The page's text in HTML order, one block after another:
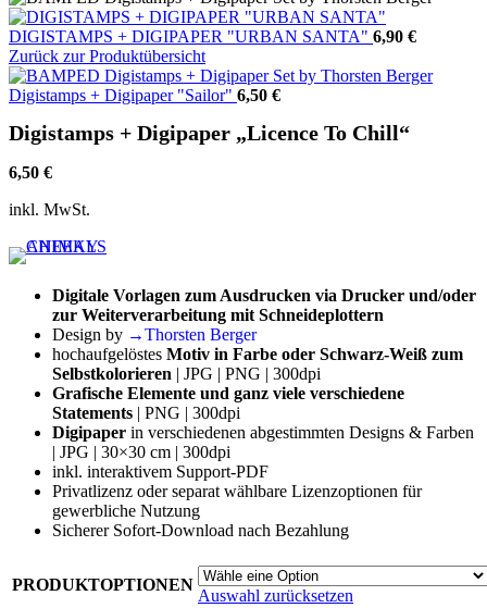
DIGISTAMPS + DIGIPAPER "URBAN SANTA" 6,90 €
Zurück zur Produktübersicht
Digistamps + Digipaper "Sailor" 6,50 €
Digistamps + Digipaper „Licence To Chill“
6,50 €
inkl. MwSt.
Digitale Vorlagen zum Ausdrucken via Drucker und/oder
zur Weiterverarbeitung mit Schneideplottern
Design by →Thorsten Berger
hochaufgelöstes Motiv in Farbe oder Schwarz-Weiß zum
Selbstkolorieren | JPG | PNG | 300dpi
Grafische Elemente und ganz viele verschiedene
Statements | PNG | 300dpi
Digipaper in verschiedenen abgestimmten Designs & Farben
| JPG | 30×30 cm | 300dpi
inkl. interaktivem Support-PDF
Privatlizenz oder separat wählbare Lizenzoptionen für
gewerbliche Nutzung
Sicherer Sofort-Download nach Bezahlung
PRODUKTOPTIONEN
Auswahl zurücksetzen